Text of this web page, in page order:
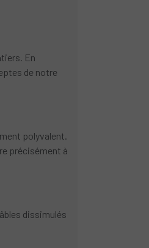
En
de notre
polyvalent.
précisément à
dissimulés